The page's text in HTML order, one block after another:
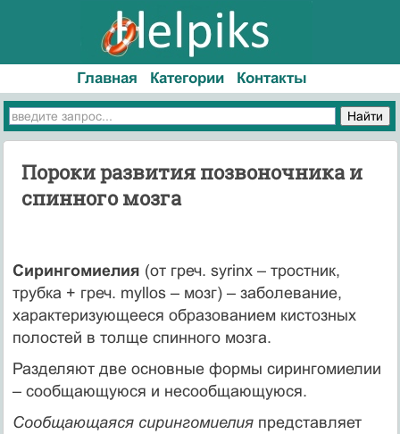
Главная Категории Контакты
Пороки развития позвоночника и
спинного мозга
Сирингомиелия (от греч. syrinx – тростник,
трубка + греч. myllos – мозг) – заболевание,
характеризующееся образованием кистозных
полостей в толще спинного мозга.
Разделяют две основные формы сирингомиелии
– сообщающуюся и несообщающуюся.
Сообщающаяся сирингомиелияпредставляет